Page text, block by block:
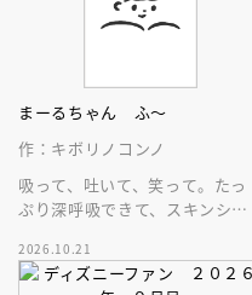
まーるちゃん ふ～
作：キボリノコンノ
吸って、吐いて、笑って。たっ
ぷり深呼吸できて、スキンシッ
家、キボリノコンノ初のファー
ストブック。
2026.10.21